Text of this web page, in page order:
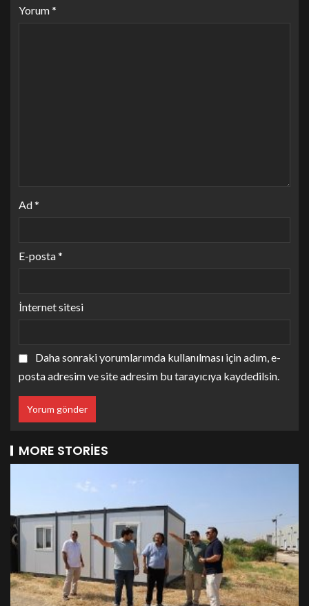
Yorum*
Ad*
E-posta*
İnternet sitesi
Daha sonraki yorumlarımda kullanılması için adım, e-
posta adresim ve site adresim bu tarayıcıya kaydedilsin.
MORE STORIES